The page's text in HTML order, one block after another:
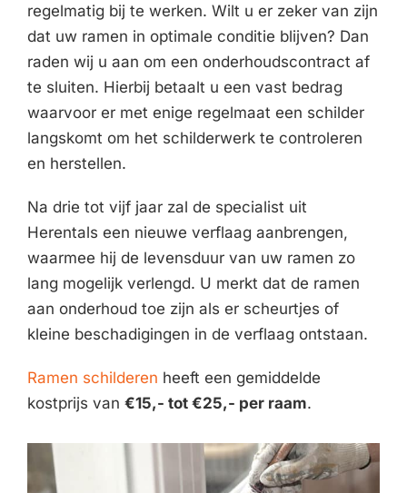
regelmatig bij te werken. Wilt u er zeker van zijn
dat uw ramen in optimale conditie blijven? Dan
raden wij u aan om een onderhoudscontract af
te sluiten. Hierbij betaalt u een vast bedrag
waarvoor er met enige regelmaat een schilder
langskomt om het schilderwerk te controleren
en herstellen.
Na drie tot vijf jaar zal de specialist uit
Herentals een nieuwe verflaag aanbrengen,
waarmee hij de levensduur van uw ramen zo
lang mogelijk verlengd. U merkt dat de ramen
aan onderhoud toe zijn als er scheurtjes of
kleine beschadigingen in de verflaag ontstaan.
Ramen schilderen heeft een gemiddelde
kostprijs van €15,- tot €25,- per raam.